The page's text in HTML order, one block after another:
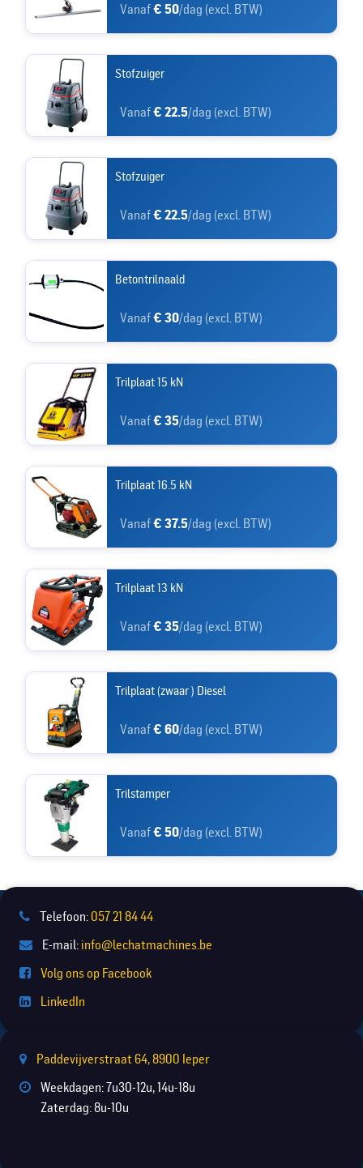
Vanaf€ 50/dag (excl. BTW)
Stofzuiger
Vanaf€ 22.5/dag (excl. BTW)
Stofzuiger
Vanaf€ 22.5/dag (excl. BTW)
Betontrilnaald
Vanaf€ 30/dag (excl. BTW)
Trilplaat 15 kN
Vanaf€ 35/dag (excl. BTW)
Trilplaat 16.5 kN
Vanaf€ 37.5/dag (excl. BTW)
Trilplaat 13 kN
Vanaf€ 35/dag (excl. BTW)
Trilplaat (zwaar ) Diesel
Vanaf€ 60/dag (excl. BTW)
Trilstamper
Vanaf€ 50/dag (excl. BTW)
Telefoon: 057 21 84 44
E-mail: info@lechatmachines.be
Volg ons op Facebook
LinkedIn
Paddevijverstraat 64, 8900 Ieper
Weekdagen: 7u30-12u, 14u-18u
Zaterdag: 8u-10u